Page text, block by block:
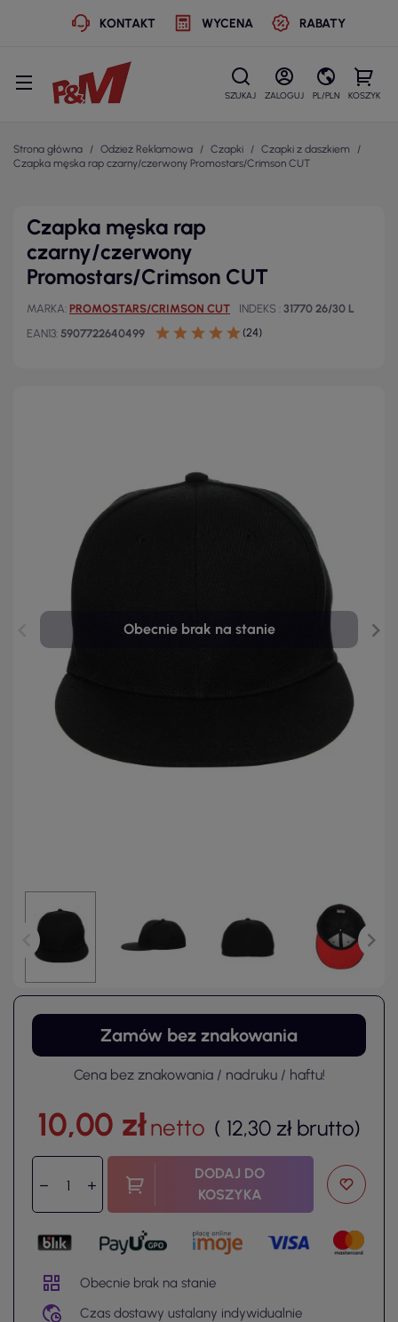
KONTAKT WYCENA RABATY
SZUKAJ ZALOGUJ PL/PLN KOSZYK
Strona główna Odzież Reklamowa Czapki
Czapki z daszkiem
Czapka męska rap czarny/czerwony Promostars/Crimson CUT
Czapka męska rap
czarny/czerwony
Promostars/Crimson CUT
MARKA PROMOSTARS/CRIMSON CUT INDEKS 31770 26/30 L
EAN13 5907722640499 (24)
Obecnie brak na stanie
Zamów bez znakowania
Cena bez znakowania / nadruku / haftu!
10,00 złnetto ( 12,30 zł brutto)
DODAJ DO
KOSZYKA
Obecnie brak na stanie
Czas dostawy ustalany indywidualnie